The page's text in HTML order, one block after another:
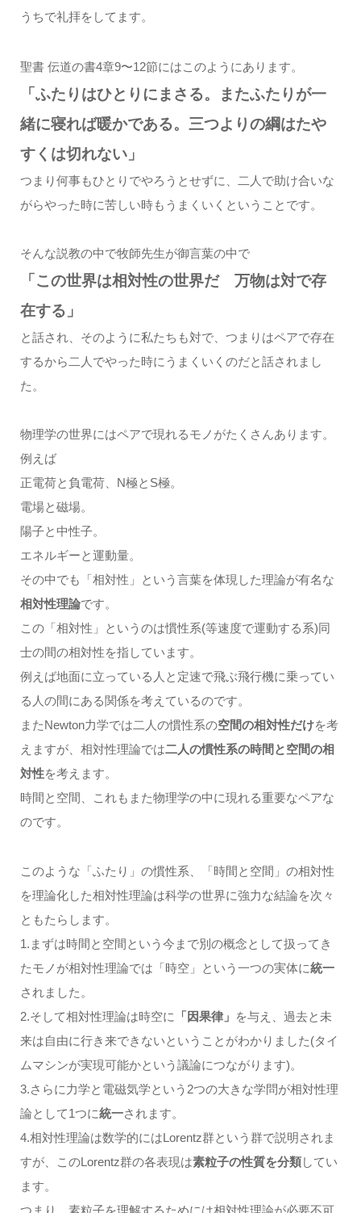
うちで礼拝をしてます。
聖書 伝道の書4章9〜12節にはこのようにあります。
「ふたりはひとりにまさる。またふたりが一
緒に寝れば暖かである。三つよりの綱はたや
すくは切れない」
つまり何事もひとりでやろうとせずに、二人で助け合いな
がらやった時に苦しい時もうまくいくということです。
そんな説教の中で牧師先生が御言葉の中で
「この世界は相対性の世界だ 万物は対で存
在する」
と話され、そのように私たちも対で、つまりはペアで存在
するから二人でやった時にうまくいくのだと話されまし
た。
物理学の世界にはペアで現れるモノがたくさんあります。
例えば
正電荷と負電荷、N極とS極。
電場と磁場。
陽子と中性子。
エネルギーと運動量。
その中でも「相対性」という言葉を体現した理論が有名な
相対性理論です。
この「相対性」というのは慣性系(等速度で運動する系)同
士の間の相対性を指しています。
例えば地面に立っている人と定速で飛ぶ飛行機に乗ってい
る人の間にある関係を考えているのです。
またNewton力学では二人の慣性系の空間の相対性だけを考
えますが、相対性理論では二人の慣性系の時間と空間の相
対性を考えます。
時間と空間、これもまた物理学の中に現れる重要なペアな
のです。
このような「ふたり」の慣性系、「時間と空間」の相対性
を理論化した相対性理論は科学の世界に強力な結論を次々
ともたらします。
1.まずは時間と空間という今まで別の概念として扱ってき
たモノが相対性理論では「時空」という一つの実体に統一
されました。
2.そして相対性理論は時空に
「因果律」 を与え、過去と未
来は自由に行き来できないということがわかりました(タイ
ムマシンが実現可能かという議論につながります)。
3.さらに力学と電磁気学という2つの大きな学問が相対性理
論として1つに統一されます。
4.相対性理論は数学的にはLorentz群という群で説明されま
すが、このLorentz群の各表現は素粒子の性質を分類してい
ます。
つまり、素粒子を理解するためには相対性理論が必要不可